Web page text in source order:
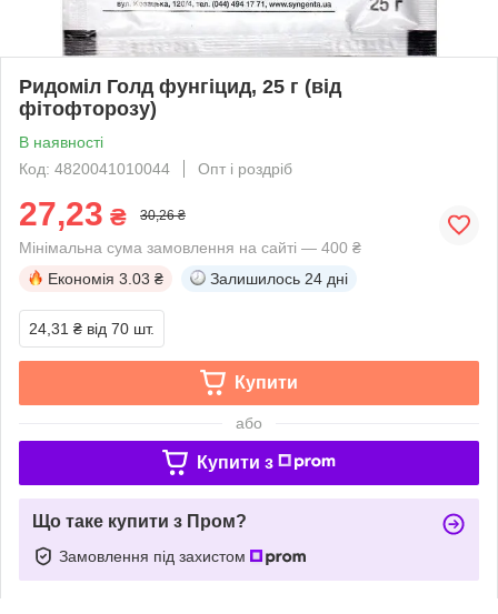
Ридоміл Голд фунгіцид, 25 г (від
фітофторозу)
В наявності
Код: 4820041010044
Опт і роздріб
27,23 ₴ 30,26 ₴
Мінімальна сума замовлення на сайті — 400 ₴
Економія 3.03 ₴ Залишилось 24 дні
24,31 ₴ від 70 шт.
Купити
або
Купити з
Що таке купити з Пром?
Замовлення під захистом